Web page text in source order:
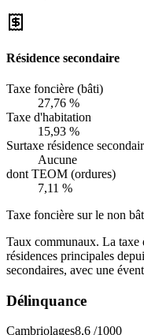
Résidence secondaire
Taxe foncière (bâti)
27,76 %
Taxe d'habitation
15,93 %
Surtaxe résidence
Aucune
dont TEOM (ordures)
7,11 %
Taxe foncière sur le non
Taux communaux. La taxe
résidences principales
secondaires, avec une
Délinquance
Cambriolages8,6 /1000